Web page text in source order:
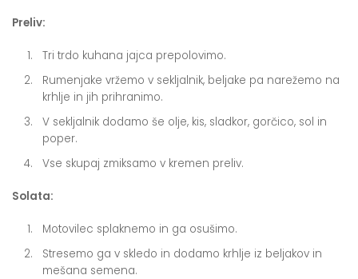
Preliv:
Tri trdo kuhana jajca prepolovimo.
Rumenjake vržemo v sekljalnik, beljake pa narežemo na
krhlje in jih prihranimo.
V sekljalnik dodamo še olje, kis, sladkor, gorčico, sol in
poper.
Vse skupaj zmiksamo v kremen preliv.
Solata:
Motovilec splaknemo in ga osušimo.
Stresemo ga v skledo in dodamo krhlje iz beljakov in
mešana semena.